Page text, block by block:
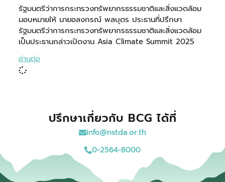
รัฐมนตรีว่าการกระทรวงทรัพยากรธรรมชาติและสิ่งแวดล้อม
มอบหมายให้ นายอลงกรณ์ พลบุตร ประธานที่ปรึกษา
รัฐมนตรีว่าการกระทรวงทรัพยากรธรรมชาติและสิ่งแวดล้อม
เป็นประธานกล่าวเปิดงาน Asia Climate Summit 2025
อ่านต่อ
ปรึกษาเกี่ยวกับ BCG ได้ที่
info@nstda.or.th
0-2564-8000